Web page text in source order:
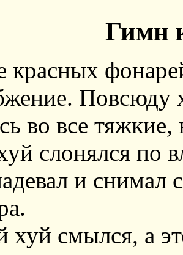
Гимн
красных
Повсюду
во все тяжкие,
слонялся по
и снимал
смылся, а